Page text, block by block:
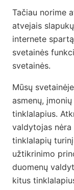
Tačiau norime
atvejais
internete
svetainės
svetainės.
Mūsų
asmenų,
tinklalapius.
valdytojas
tinklalapių
užtikrinimo
duomenų
kitus